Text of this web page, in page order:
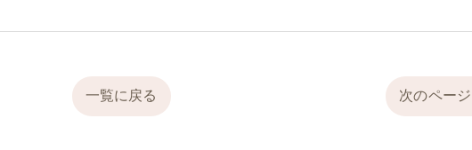
一覧に戻る 次のペー